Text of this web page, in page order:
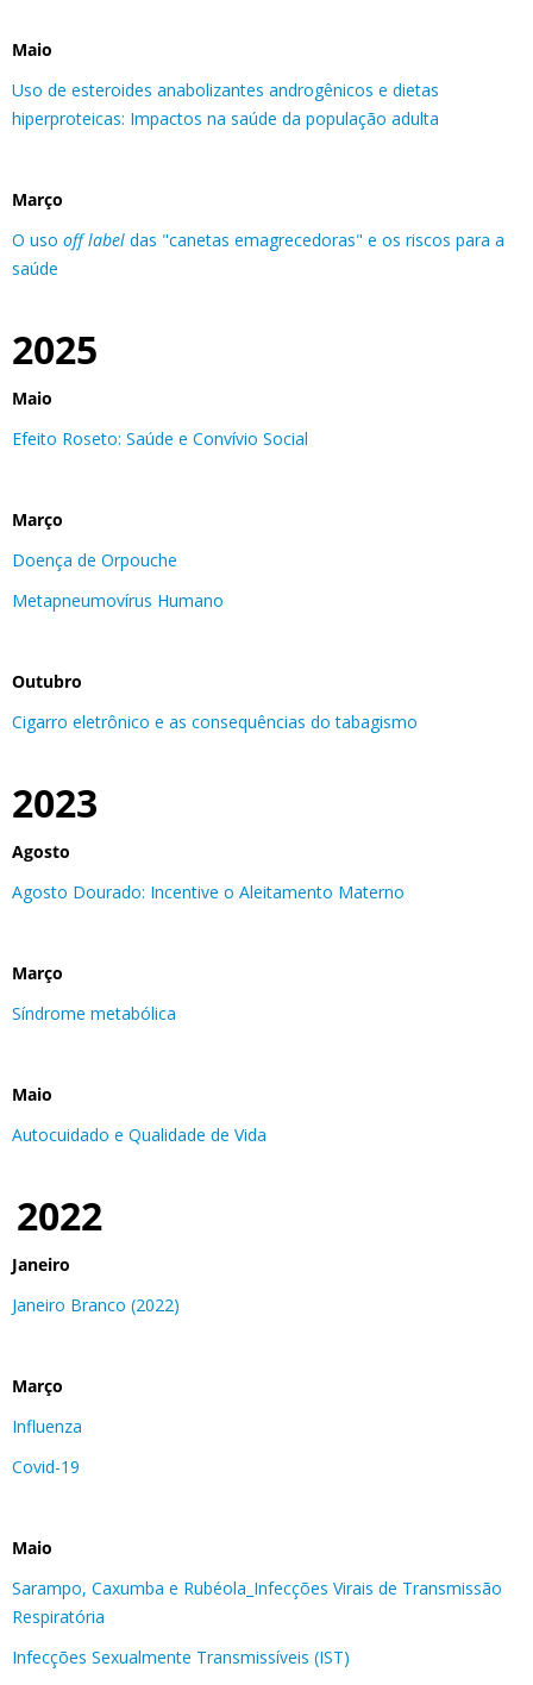
Maio
Uso de esteroides anabolizantes androgênicos e dietas
hiperproteicas: Impactos na saúde da população adulta
Março
O uso off label das "canetas emagrecedoras" e os riscos para a
saúde
2025
Maio
Efeito Roseto: Saúde e Convívio Social
Março
Doença de Orpouche
Metapneumovírus Humano
Outubro
Cigarro eletrônico e as consequências do tabagismo
2023
Agosto
Agosto Dourado: Incentive o Aleitamento Materno
Março
Síndrome metabólica
Maio
Autocuidado e Qualidade de Vida
2022
Janeiro
Janeiro Branco (2022)
Março
Influenza
Covid-19
Maio
Sarampo, Caxumba e Rubéola_Infecções Virais de Transmissão
Respiratória
Infecções Sexualmente Transmissíveis (IST)